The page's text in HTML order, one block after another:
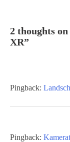
2 thoughts on
XR”
Pingback:
Pingback: